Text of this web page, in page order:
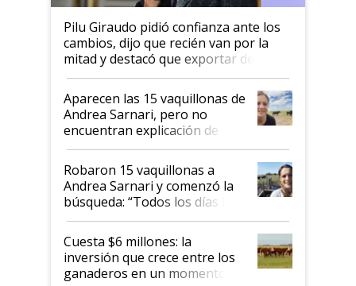
Pilu Giraudo pidió confianza ante los
cambios, dijo que recién van por la
mitad y destacó que exportar dejó de
ser "para unos pocos": "Tenemos un
mandato muy claro del gobierno
nacional"
Aparecen las 15 vaquillonas de
Andrea Sarnari, pero no
encuentran explicación de
cómo llegaron allí
Robaron 15 vaquillonas a
Andrea Sarnari y comenzó la
búsqueda: “Todos los días le
toca a algún productor”
Cuesta $6 millones: la
inversión que crece entre los
ganaderos en un momento